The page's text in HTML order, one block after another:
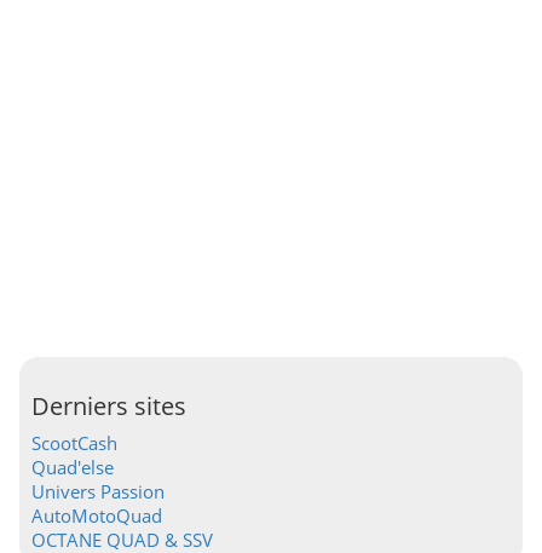
Derniers sites
ScootCash
Quad'else
Univers Passion
AutoMotoQuad
OCTANE QUAD & SSV